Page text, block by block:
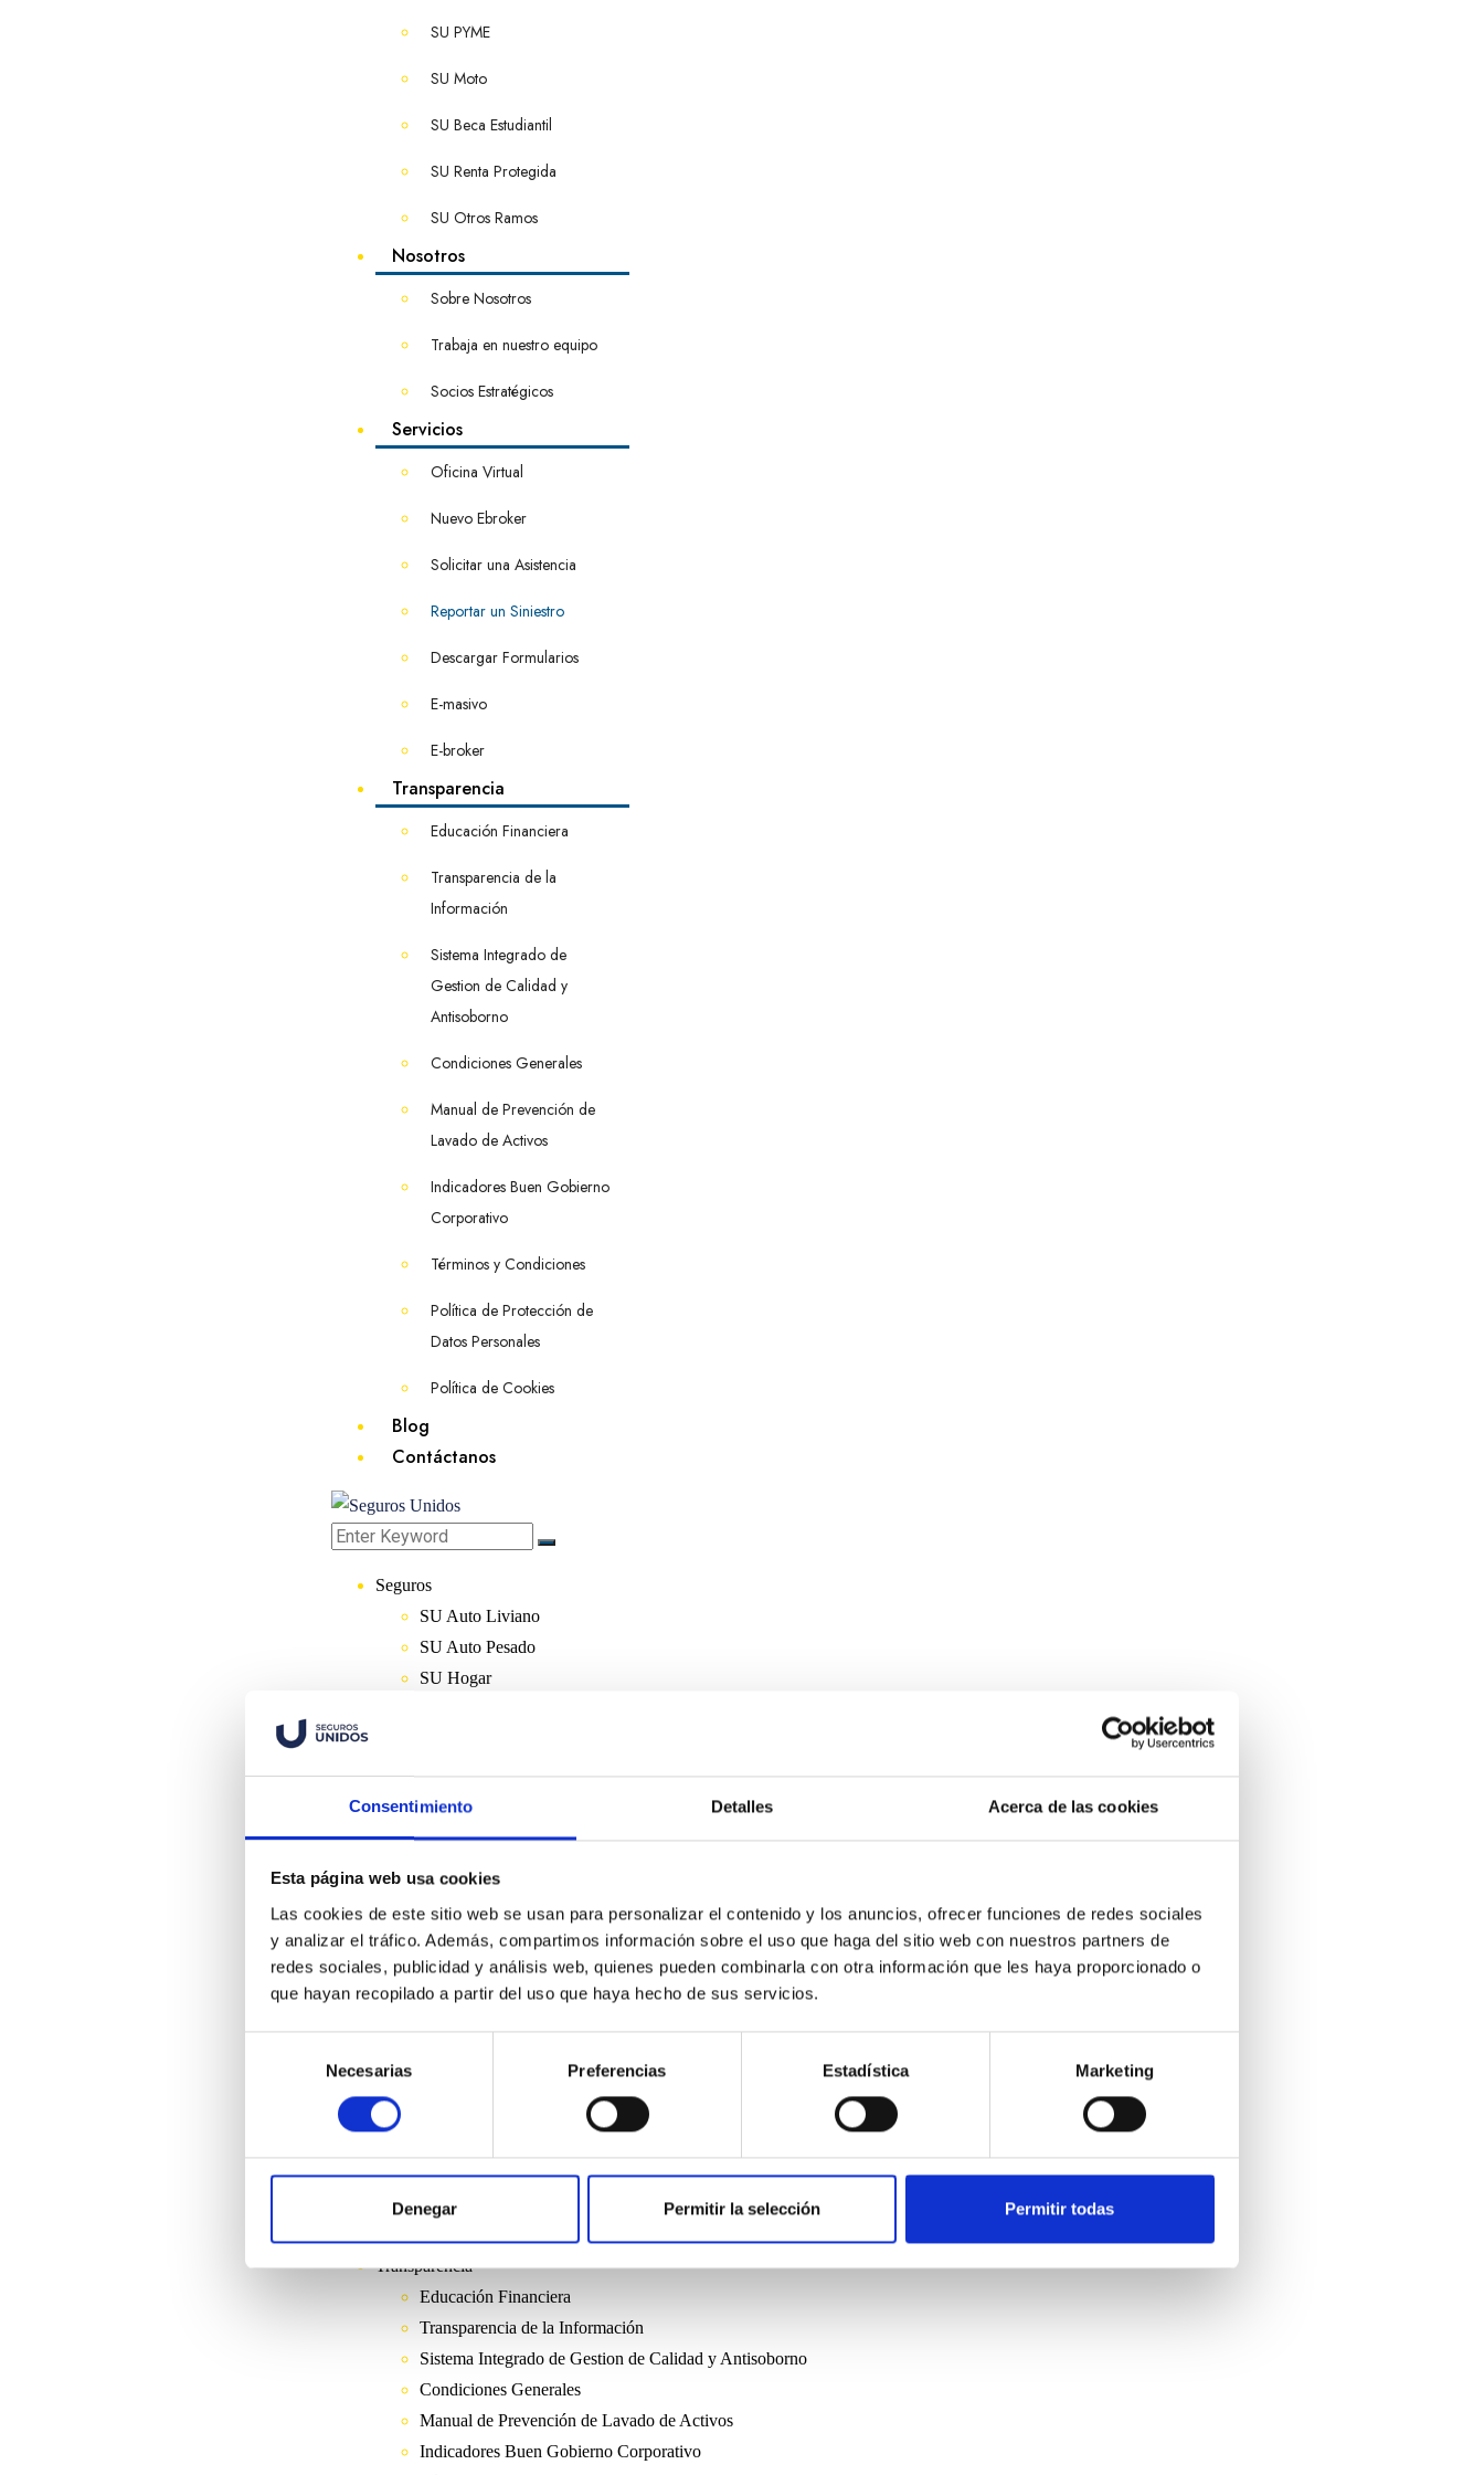
Consentimiento Detalles Acerca de las cookies
Esta página web usa cookies
Las cookies de este sitio web se usan para personalizar el contenido y los anuncios, ofrecer funciones de redes sociales
y analizar el tráfico. Además, compartimos información sobre el uso que haga del sitio web con nuestros partners de
redes sociales, publicidad y análisis web, quienes pueden combinarla con otra información que les haya proporcionado o
que hayan recopilado a partir del uso que haya hecho de sus servicios.
consentimiento
Necesarias Preferencias Estadística Marketing
Denegar Permitir la selección Permitir todas
SU PYME
SU Moto
SU Beca Estudiantil
SU Renta Protegida
SU Otros Ramos
Nosotros
Sobre Nosotros
Trabaja en nuestro equipo
Socios Estratégicos
Servicios
Oficina Virtual
Nuevo Ebroker
Solicitar una Asistencia
Reportar un Siniestro
Descargar Formularios
E-masivo
E-broker
Transparencia
Educación Financiera
Transparencia de la
Información
Sistema Integrado de
Gestion de Calidad y
Antisoborno
Condiciones Generales
Manual de Prevención de
Lavado de Activos
Indicadores Buen Gobierno
Corporativo
Términos y Condiciones
Política de Protección de
Datos Personales
Política de Cookies
Blog
Contáctanos
Seguros
SU Auto Liviano
SU Auto Pesado
SU Hogar
SU Beca Estudiantil
SU Renta Protegida
Sobre Nosotros
Trabaja en nuestro equipo
Socios Estratégicos
Descargar Formularios
E-masivo
Transparencia
Educación Financiera
Transparencia de la Información
Sistema Integrado de Gestion de Calidad y Antisoborno
Condiciones Generales
Manual de Prevención de Lavado de Activos
Indicadores Buen Gobierno Corporativo